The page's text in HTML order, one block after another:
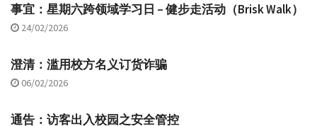
事宜：星期六跨领域学习日 – 健步走活动（Brisk Walk）
24/02/2026
澄清：滥用校方名义订货诈骗
06/02/2026
通告：访客出入校园之安全管控